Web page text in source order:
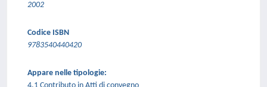
2002
Codice ISBN
9783540440420
Appare nelle tipologie: